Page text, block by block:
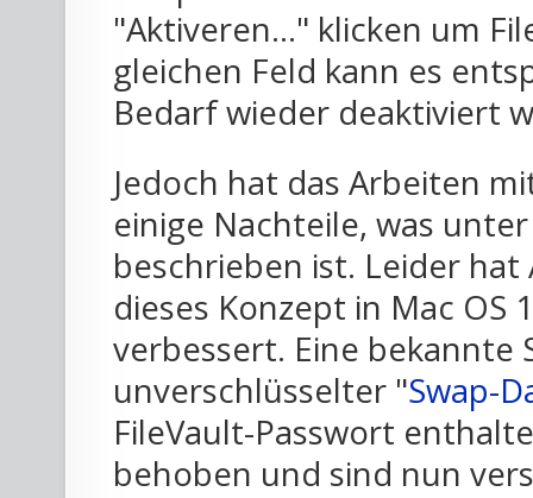
"Aktiveren..." klicken um
gleichen Feld kann es
Bedarf wieder deaktiviert
Jedoch hat das Arbeiten
einige Nachteile, was
beschrieben ist. Leider
dieses Konzept in Mac
verbessert. Eine bekannte
unverschlüsselter "Swap-
FileVault-Passwort
behoben und sind nun